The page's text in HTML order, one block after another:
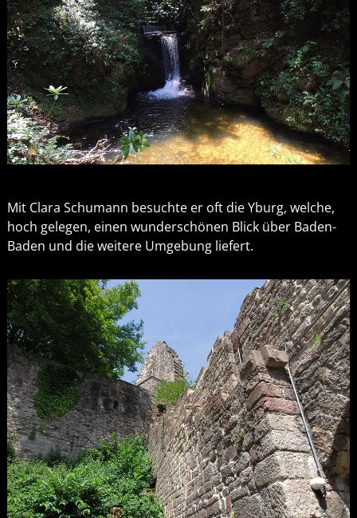
Mit Clara Schumann besuchte er oft die Yburg, welche,
hoch gelegen, einen wunderschönen Blick über Baden-
Baden und die weitere Umgebung liefert.